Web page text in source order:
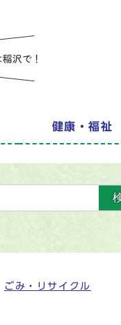
健康・福祉
ごみ・リサイクル